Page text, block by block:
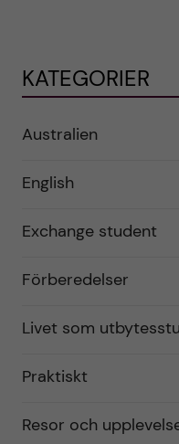
KATEGORIER
Australien
English
Exchange student
Förberedelser
Livet som
Praktiskt
Resor och